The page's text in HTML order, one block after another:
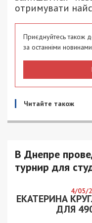
отримувати
Приєднуйтесь також
за останніми
Читайте також
В Днепре
турнир для
4/05/
ЕКАТЕРИНА
ДЛЯ